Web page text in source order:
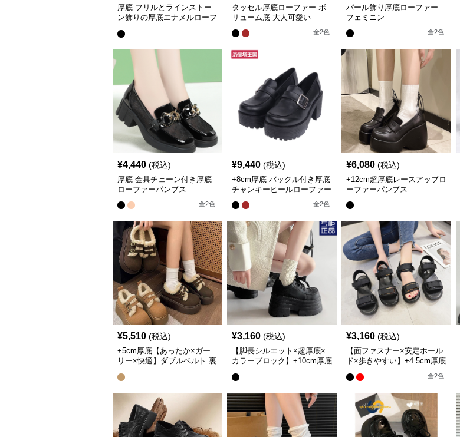
厚底 フリルとラインストー
ン飾りの厚底エナメルローフ
タッセル厚底ローファー ボ
リューム底 大人可愛い
全2色
パール飾り厚底ローファー
フェミニン
全2色
¥4,440 (税込)
厚底 金具チェーン付き厚底
ローファーパンプス
全2色
¥9,440 (税込)
+8cm厚底 バックル付き厚底
チャンキーヒールローファー
全2色
¥6,080 (税込)
+12cm超厚底レースアップロ
ーファーパンプス
¥5,510 (税込)
+5cm厚底【あったか×ガー
リー×快適】ダブルベルト 裏
カー
¥3,160 (税込)
【脚長シルエット×超厚底×
カラーブロック】+10cm厚底
¥3,160 (税込)
【面ファスナー×安定ホール
ド×歩きやすい】+4.5cm厚底
ダブルベルトスポーツサンダ
ル
全2色